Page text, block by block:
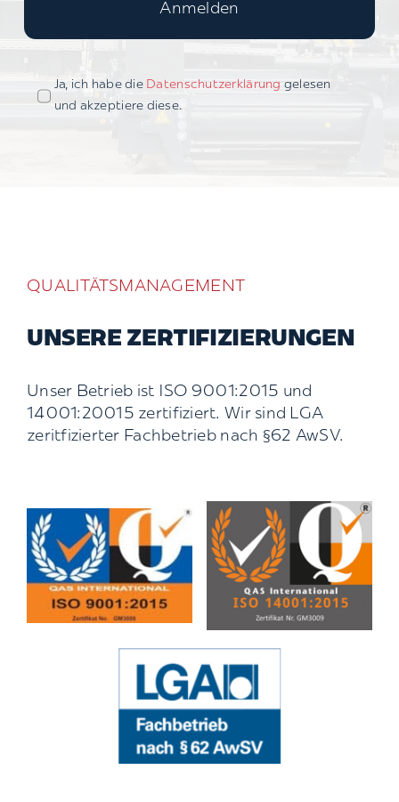
Anmelden
Ja, ich habe die Datenschutzerklärung gelesen
und akzeptiere diese.
QUALITÄTSMANAGEMENT
UNSERE ZERTIFIZIERUNGEN
Unser Betrieb ist ISO 9001:2015 und
14001:20015 zertifiziert. Wir sind LGA
zeritfizierter Fachbetrieb nach §62 AwSV.